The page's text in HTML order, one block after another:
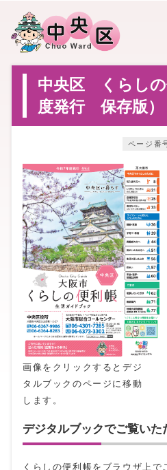
中央区 くらしの
度発行 保存版）
ページ番
画像をクリックするとデジ
タルブックのページに移動
します。
デジタルブックでご覧いた
くらしの便利帳をブラウザ上で